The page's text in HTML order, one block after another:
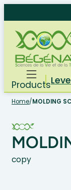
to
content
Products
Home/MOLDING
copy